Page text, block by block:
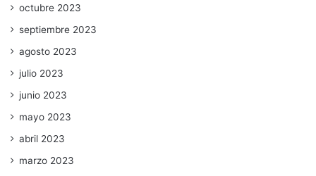
octubre 2023
septiembre 2023
agosto 2023
julio 2023
junio 2023
mayo 2023
abril 2023
marzo 2023